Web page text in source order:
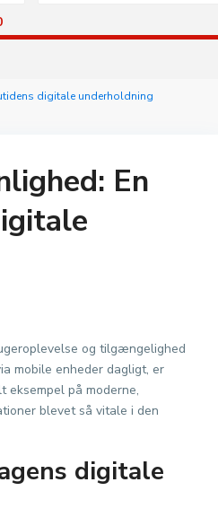
digitale underholdning
En
og tilgængelighed
mobile enheder dagligt, er
eksempel på moderne,
blevet så vitale i den
digitale